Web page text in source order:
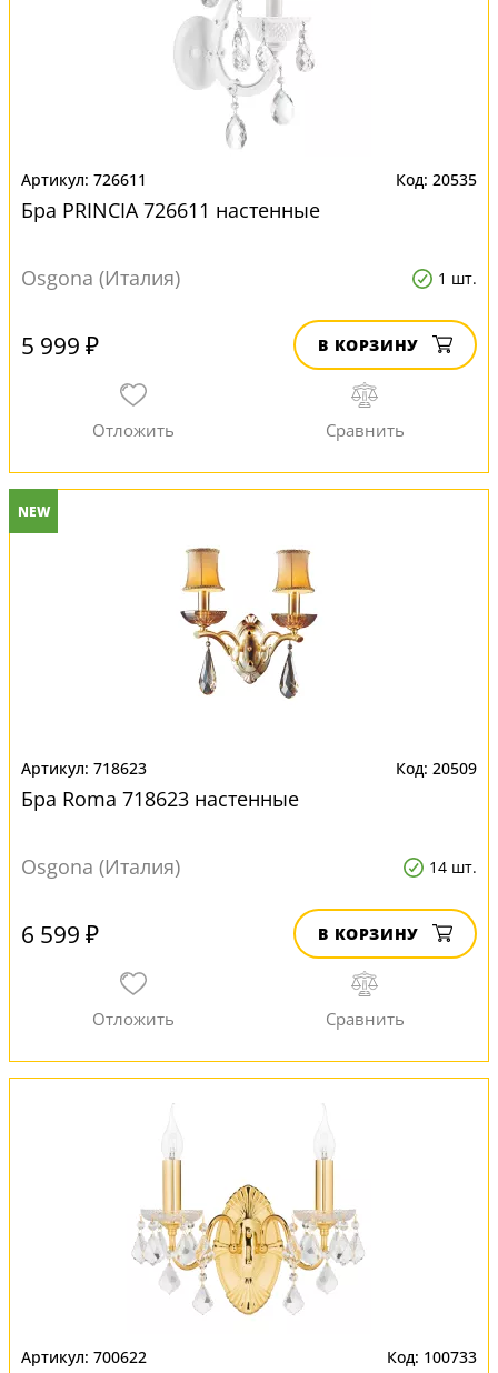
726611 20535
Бра PRINCIA 726611 настенные
Osgona (Италия) 1 шт.
5 999 ₽ В КОРЗИНУ
NEW
718623 20509
Бра Roma 718623 настенные
Osgona (Италия) 14 шт.
6 599 ₽ В КОРЗИНУ
700622 100733